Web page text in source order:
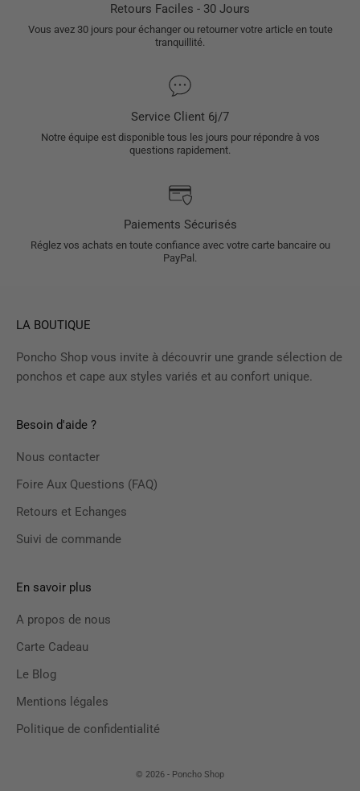
Retours Faciles - 30 Jours
Vous avez 30 jours pour échanger ou retourner votre article en toute
tranquillité.
Service Client 6j/7
Notre équipe est disponible tous les jours pour répondre à vos
questions rapidement.
Paiements Sécurisés
Réglez vos achats en toute confiance avec votre carte bancaire ou
PayPal.
LA BOUTIQUE
Poncho Shop vous invite à découvrir une grande sélection de
ponchos et cape aux styles variés et au confort unique.
Besoin d'aide ?
Nous contacter
Foire Aux Questions (FAQ)
Retours et Echanges
Suivi de commande
En savoir plus
A propos de nous
Carte Cadeau
Le Blog
Mentions légales
Politique de confidentialité
© 2026 - Poncho Shop